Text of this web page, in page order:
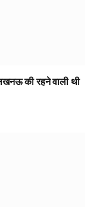
की रहने वाली थी